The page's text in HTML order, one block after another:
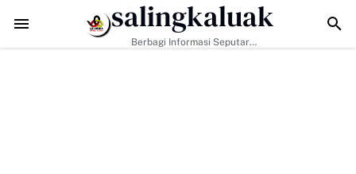
ke-129 Tak Hanya Bangun Jalan, Bekali Warga Buluh Kasok
salingkaluak
Berbagi Informasi Seputar